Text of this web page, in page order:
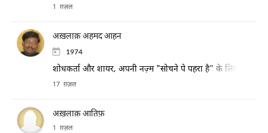
1 ग़ज़ल
अख़लाक़ अहमद आहन
1974
शोधकर्ता और शायर, अपनी नज़्म "सोचने पे पहरा है" के लिए मशहूर/
17 ग़ज़ल
अख़लाक़ आतिफ़
1 ग़ज़ल